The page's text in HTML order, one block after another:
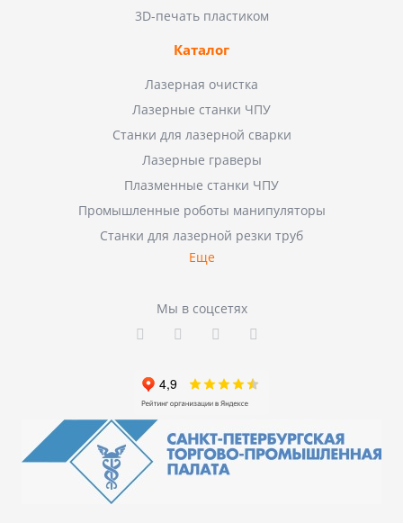
3D-печать пластиком
Каталог
Лазерная очистка
Лазерные станки ЧПУ
Станки для лазерной сварки
Лазерные граверы
Плазменные станки ЧПУ
Промышленные роботы манипуляторы
Станки для лазерной резки труб
Еще
Мы в соцсетях